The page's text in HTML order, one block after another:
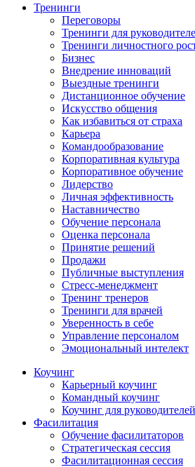
Тренинги
Переговоры
Тренинги для
Тренинги личностного
Бизнес
Внедрение инноваций
Выездные тренинги
Дистанционное обучение
Искусство общения
Как избавиться от страха
Карьера
Командообразование
Корпоративная культура
Корпоративное обучение
Лидерство
Личная эффективность
Наставничество
Обучение персонала
Оценка персонала
Принятие решений
Продажи
Публичные выступления
Стресс-менеджмент
Тренинг тренеров
Тренинги для врачей
Уверенность в себе
Управление персоналом
Эмоциональный интелект
Коучинг
Карьерный коучинг
Командный коучинг
Коучинг для руководителей
Фасилитация
Обучение фасилитаторов
Стратегическая сессия
Фасилитационная сессия